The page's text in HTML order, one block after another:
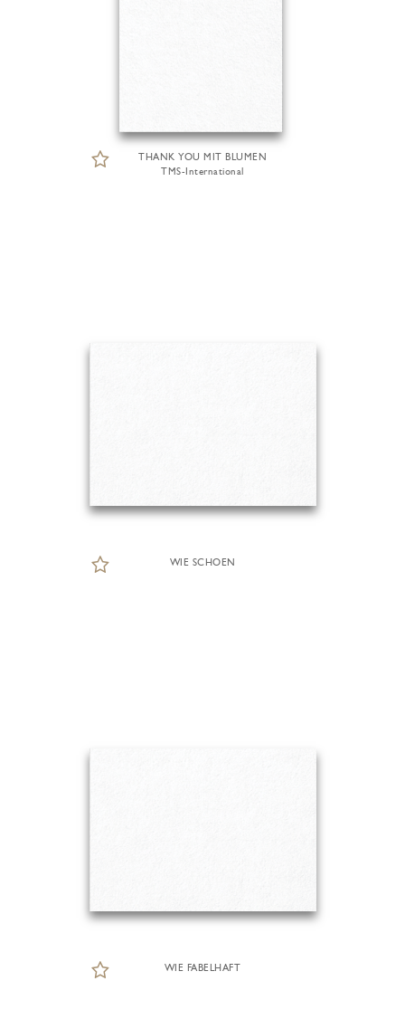
THANK YOU MIT BLUMEN
TMS-International
WIE SCHOEN
WIE FABELHAFT